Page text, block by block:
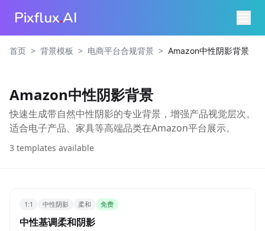
Pixflux.AI
首页 > 背景模板 > 电商平台合规背景 > Amazon中性阴影背景
Amazon中性阴影背景
快速生成带自然中性阴影的专业背景，增强产品视觉层次。
适合电子产品、家具等高端品类在Amazon平台展示。
3 templates available
1:1 中性阴影 柔和 免费
中性基调柔和阴影